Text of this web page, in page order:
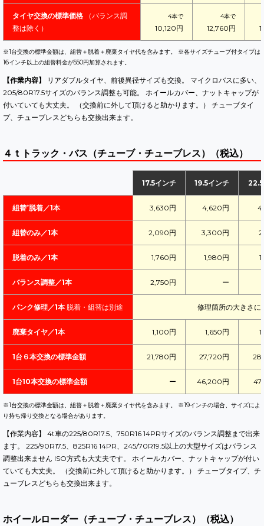
タイヤ交換の標準価格
（バランス調
整は除く）
4本で
10,120円
4本で
12,760円
※1台交換の標準金額は、組替＋脱着＋廃棄タイヤ代を含みます。 ※各サイズチューブ付タイプは
16インチ以上の組替料金が550円加算されます。
【作業内容】
リアダブルタイヤ、前後異径サイズも交換。 マイクロバスに多い、
205/80R17.5サイズのバランス調整も可能。 ホイールカバー、ナットキャップが
付いていても大丈夫。 （交換前に外して頂けると助かります。） チューブタイ
プ、チューブレスどちらも交換出来ます。
４ｔトラック・バス（チューブ・チューブレス）（税込）
17.5インチ 19.5インチ 22.5
組替⁺脱着／1本 3,630円 4,620円
組替のみ／1本 2,090円 3,300円
脱着のみ／1本 1,760円 1,980円
バランス調整／1本 2,750円 ー
パンク修理／1本 脱着・組替は別途 修理箇所の大きさに
廃棄タイヤ／1本 1,100円 1,650円
1台６本交換の標準金額 21,780円 27,720円
1台10本交換の標準金額 ー 46,200円
※1台交換の標準金額は、組替＋脱着＋廃棄タイヤ代を含みます。 ※19インチの場合、サイズによ
り持ち帰り交換となる場合があります。
【作業内容】 4t車の225/80R17.5、750R16 14PRサイズのバランス調整まで出来
ます。 225/90R17.5、825R16 14PR、245/70R19.5以上の大型サイズはバランス
調整出来ません ISO方式も大丈夫です。 ホイールカバー、ナットキャップが付い
ていても大丈夫。 （交換前に外して頂けると助かります。） チューブタイプ、チ
ューブレスどちらも交換出来ます。
ホイールローダー（チューブ・チューブレス）（税込）